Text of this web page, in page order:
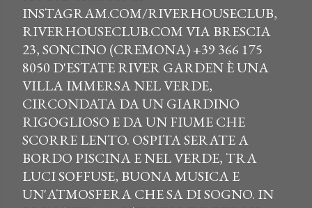
INSTAGRAM.COM/RIVERHOUSECLUB,
RIVERHOUSECLUB.COM VIA BRESCIA
23, SONCINO (CREMONA) +39 366 175
8050 D'ESTATE RIVER GARDEN È UNA
VILLA IMMERSA NEL VERDE,
CIRCONDATA DA UN GIARDINO
RIGOGLIOSO E DA UN FIUME CHE
SCORRE LENTO. OSPITA SERATE A
BORDO PISCINA E NEL VERDE, TRA
LUCI SOFFUSE, BUONA MUSICA E
UN'ATMOSFERA CHE SA DI SOGNO. IN